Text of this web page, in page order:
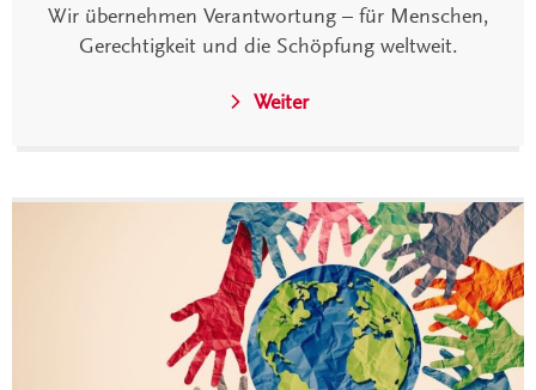
Wir übernehmen Verantwortung – für Menschen,
Gerechtigkeit und die Schöpfung weltweit.
Weiter